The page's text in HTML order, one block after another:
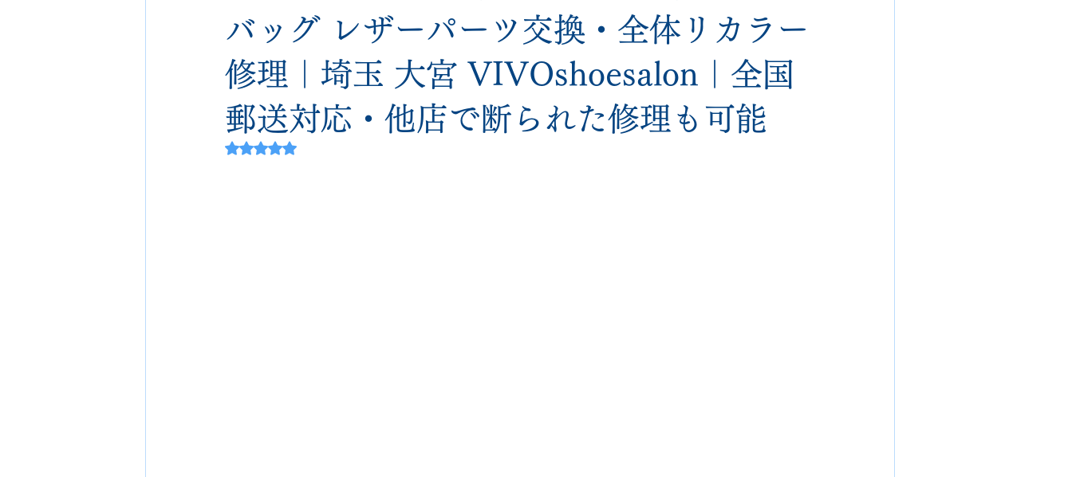
jimmy choo クリーニング•撥水コーティング ハーフラバー • ヒール交換等 alden
edward green george cox hermes regal saint laurent redwing loropiana
crockett&jones
バッグ レザーパーツ交換・全体リカラー
修理｜埼玉 大宮 VIVOshoesalon｜全国
郵送対応・他店で断られた修理も可能
5つ星のうちNaNと評価されています。